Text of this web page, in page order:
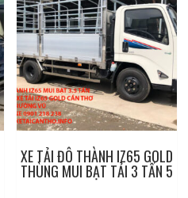
XE TẢI ĐÔ THÀNH IZ65 GOLD
THÙNG MUI BẠT TẢI 3 TẤN 5